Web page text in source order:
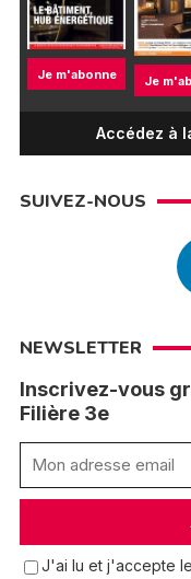
Je m'abonne Je
Accédez à
SUIVEZ-NOUS
NEWSLETTER
Inscrivez-vous
Filière 3e
J'ai lu et j'accepte